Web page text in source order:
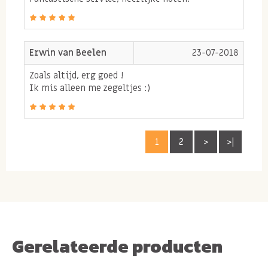
Erwin van Beelen
23-07-2018
Zoals altijd, erg goed !
Ik mis alleen me zegeltjes :)
1 2 > >|
Gerelateerde producten